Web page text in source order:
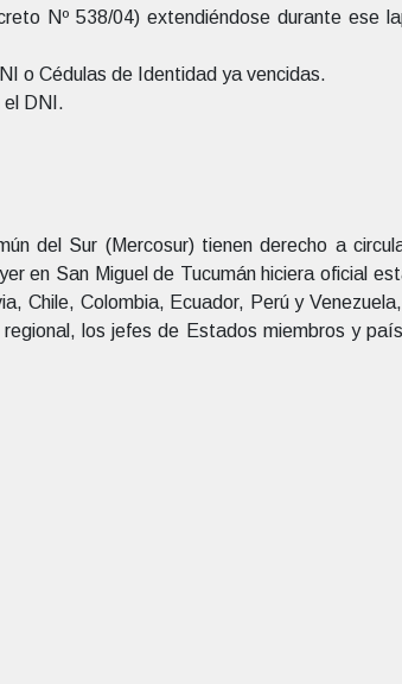
Nº 538/04) extendiéndose durante ese
o Cédulas de Identidad ya vencidas.
el DNI.
del Sur (Mercosur) tienen derecho a
en San Miguel de Tucumán hiciera oficial
Chile, Colombia, Ecuador, Perú y
los jefes de Estados miembros y